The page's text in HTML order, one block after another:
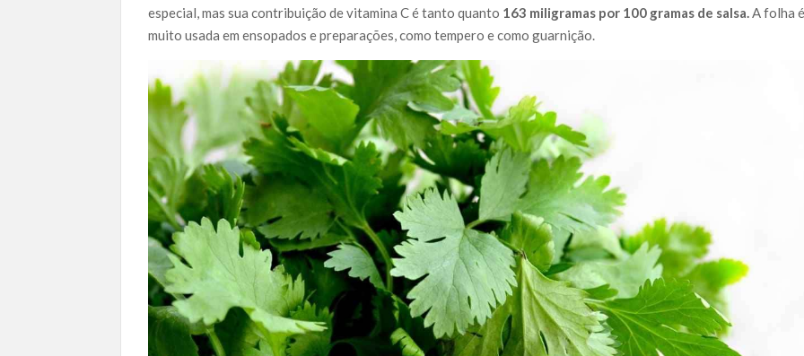
especial, mas sua contribuição de vitamina C é tanto quanto 163 miligramas por 100 gramas de salsa.A folha
muito usada em ensopados e preparações, como tempero e como guarnição.